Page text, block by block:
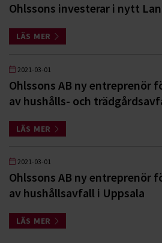
Ohlssons investerar i nytt
LÄS MER
2021-03-01
Ohlssons AB ny entreprenör
av hushålls- och
LÄS MER
2021-03-01
Ohlssons AB ny entreprenör
av hushållsavfall i Uppsala
LÄS MER